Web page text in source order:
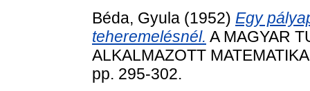
Béda, Gyula (1952) Egy
teheremelésnél. A MAGYAR
ALKALMAZOTT
pp. 295-302.